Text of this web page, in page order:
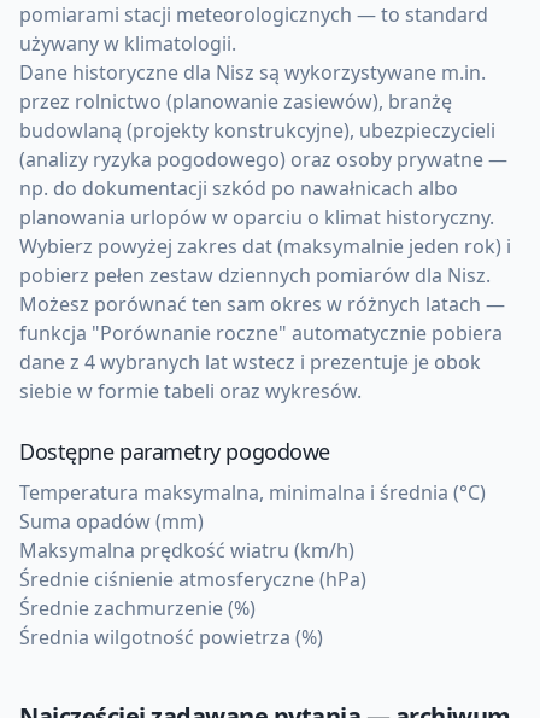
pomiarami stacji meteorologicznych — to standard
używany w klimatologii.
Dane historyczne dla Nisz są wykorzystywane m.in.
przez rolnictwo (planowanie zasiewów), branżę
budowlaną (projekty konstrukcyjne), ubezpieczycieli
(analizy ryzyka pogodowego) oraz osoby prywatne —
np. do dokumentacji szkód po nawałnicach albo
planowania urlopów w oparciu o klimat historyczny.
Wybierz powyżej zakres dat (maksymalnie jeden rok) i
pobierz pełen zestaw dziennych pomiarów dla Nisz.
Możesz porównać ten sam okres w różnych latach —
funkcja "Porównanie roczne" automatycznie pobiera
dane z 4 wybranych lat wstecz i prezentuje je obok
siebie w formie tabeli oraz wykresów.
Dostępne parametry pogodowe
Temperatura maksymalna, minimalna i średnia (°C)
Suma opadów (mm)
Maksymalna prędkość wiatru (km/h)
Średnie ciśnienie atmosferyczne (hPa)
Średnie zachmurzenie (%)
Średnia wilgotność powietrza (%)